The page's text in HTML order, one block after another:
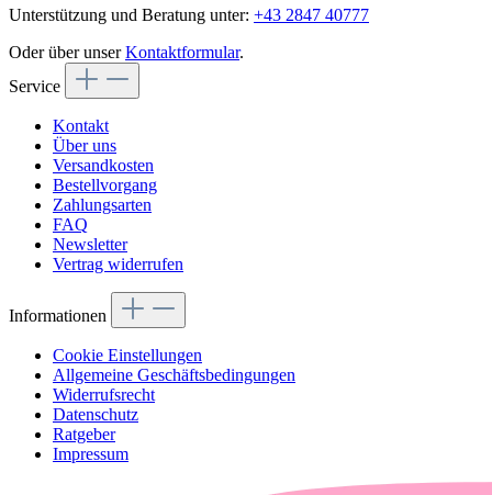
Unterstützung und Beratung unter: +43 2847 40777
Oder über unserKontaktformular.
Service
Kontakt
Über uns
Versandkosten
Bestellvorgang
Zahlungsarten
FAQ
Newsletter
Vertrag widerrufen
Informationen
Cookie Einstellungen
Allgemeine Geschäftsbedingungen
Widerrufsrecht
Datenschutz
Ratgeber
Impressum